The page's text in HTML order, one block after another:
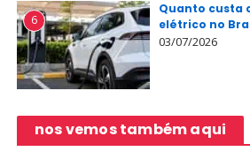
6
Quanto custa
elétrico no
03/07/2026
nos vemos também aqui